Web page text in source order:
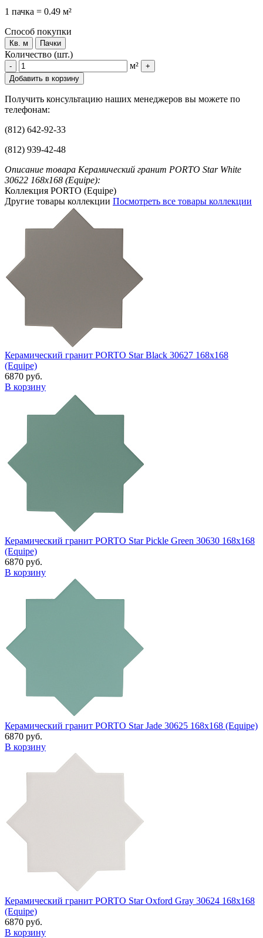
1 пачка = 0.49 м²
Способ покупки
Кв. м Пачки
Количество (шт.)
- м²
+
Добавить в корзину
Получить консультацию наших менеджеров вы можете по
телефонам:
(812) 642-92-33
(812) 939-42-48
Описание товара Керамический гранит PORTO Star White
30622 168x168 (Equipe):
Коллекция PORTO (Equipe)
Другие товары коллекции Посмотреть все товары коллекции
Керамический гранит PORTO Star Black 30627 168x168
(Equipe)
6870 руб.
В корзину
Керамический гранит PORTO Star Pickle Green 30630 168x168
(Equipe)
6870 руб.
В корзину
Керамический гранит PORTO Star Jade 30625 168x168 (Equipe)
6870 руб.
В корзину
Керамический гранит PORTO Star Oxford Gray 30624 168x168
(Equipe)
6870 руб.
В корзину